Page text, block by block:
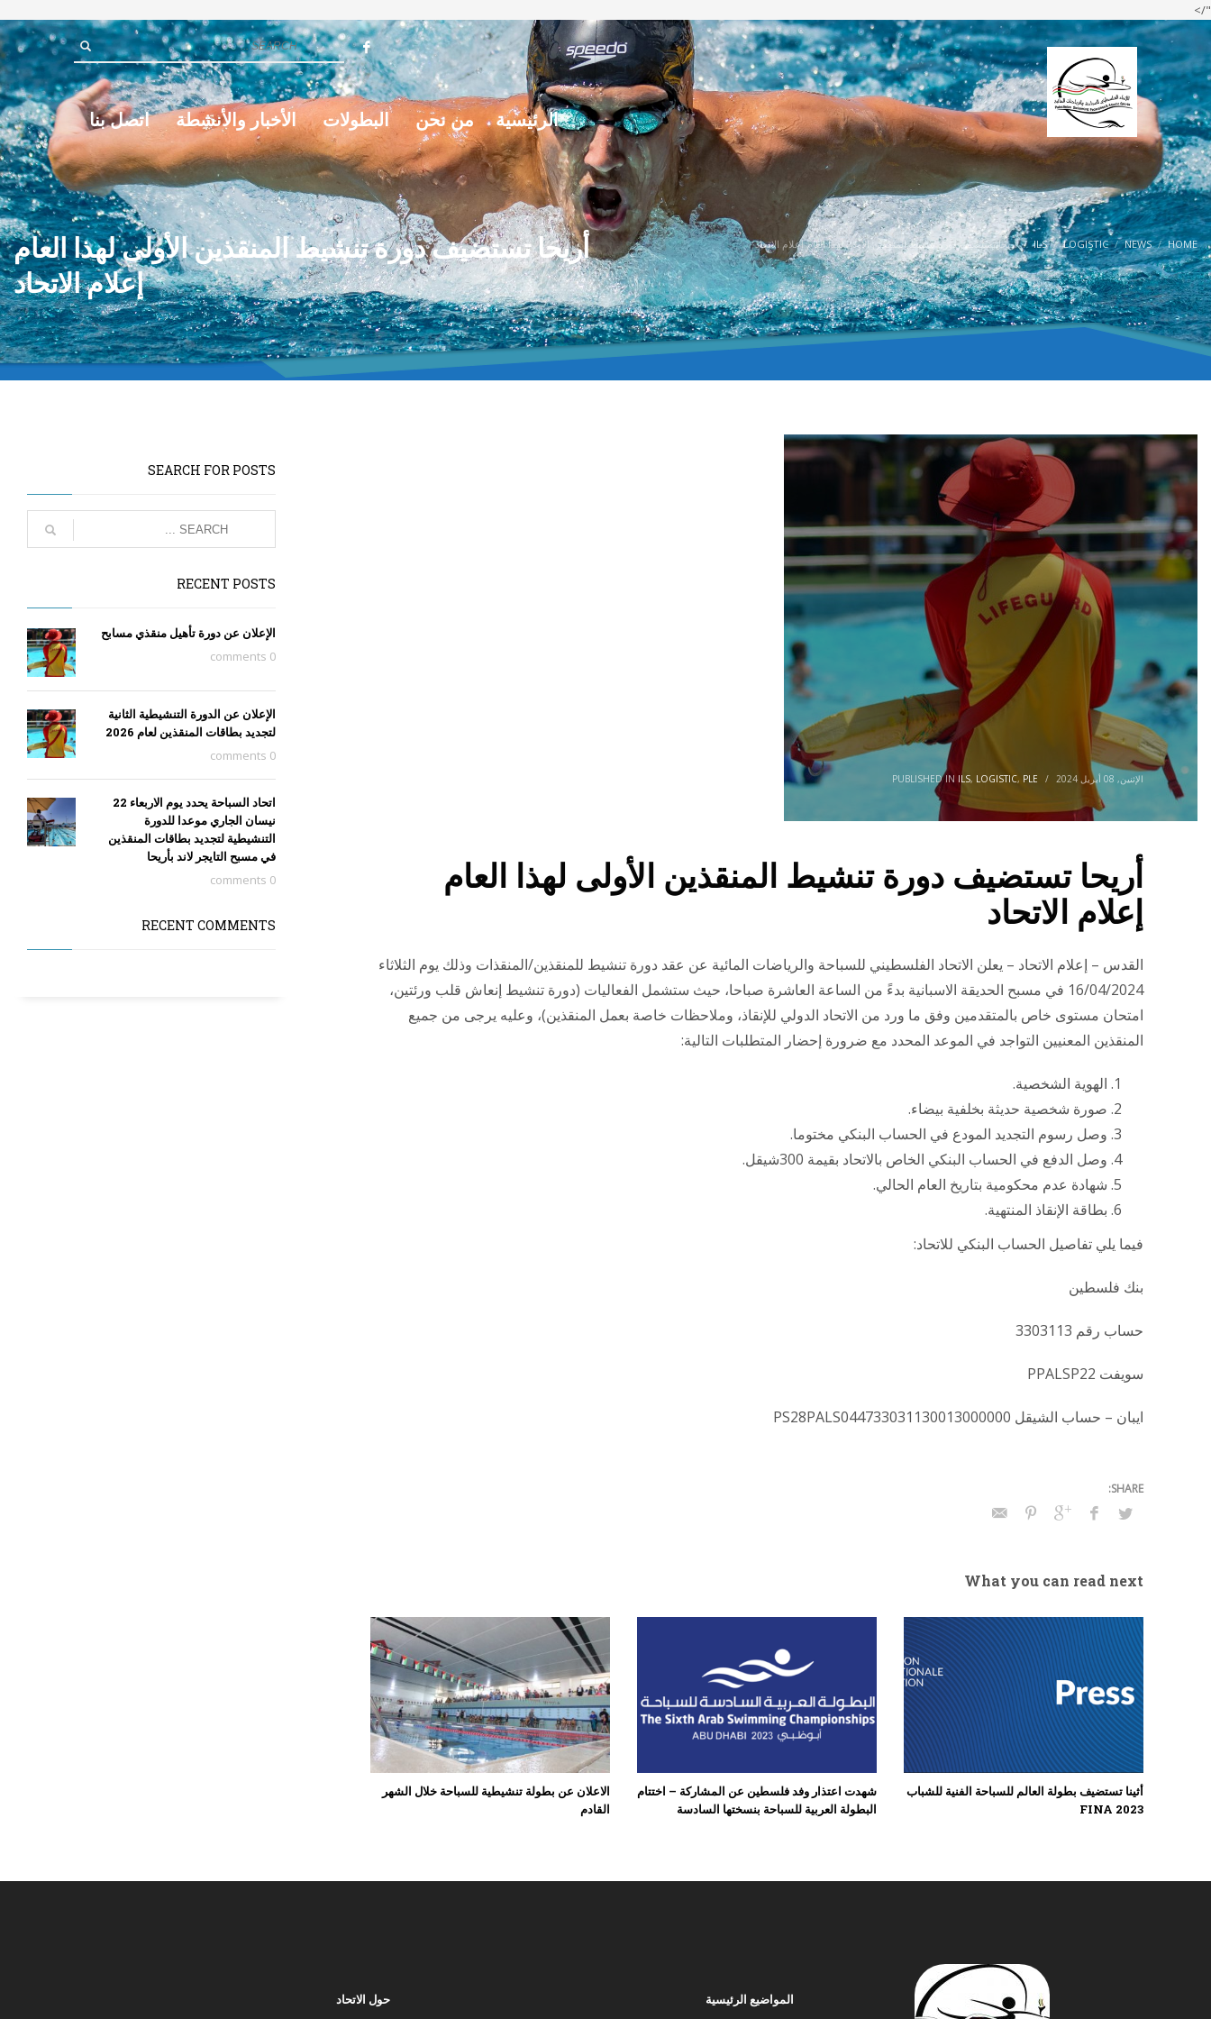
"/>
الرئيسية من نحن البطولات الأخبار والأنشطة اتصل بنا
HOME
NEWS
LOGISTIC
ILS أريحا تستضيف دورة تنشيط المنقذين الأولى لهذا العام إعلام الاتحاد
أريحا تستضيف دورة تنشيط المنقذين الأولى لهذا العام
إعلام الاتحاد
الإثنين, 08 أبريل 2024 /
PUBLISHED IN ILS, LOGISTIC, PLE
أريحا تستضيف دورة تنشيط المنقذين الأولى لهذا العام
إعلام الاتحاد
القدس – إعلام الاتحاد – يعلن الاتحاد الفلسطيني للسباحة والرياضات المائية عن عقد دورة تنشيط للمنقذين/المنقذات وذلك يوم الثلاثاء
16/04/2024 في مسبح الحديقة الاسبانية بدءً من الساعة العاشرة صباحا، حيث ستشمل الفعاليات (دورة تنشيط إنعاش قلب ورئتين،
امتحان مستوى خاص بالمتقدمين وفق ما ورد من الاتحاد الدولي للإنقاذ، وملاحظات خاصة بعمل المنقذين)، وعليه يرجى من جميع
المنقذين المعنيين التواجد في الموعد المحدد مع ضرورة إحضار المتطلبات التالية:
الهوية الشخصية.
صورة شخصية حديثة بخلفية بيضاء.
وصل رسوم التجديد المودع في الحساب البنكي مختوما.
وصل الدفع في الحساب البنكي الخاص بالاتحاد بقيمة 300شيقل.
شهادة عدم محكومية بتاريخ العام الحالي.
بطاقة الإنقاذ المنتهية.
فيما يلي تفاصيل الحساب البنكي للاتحاد:
بنك فلسطين
حساب رقم 3303113
سويفت PPALSP22
ايبان – حساب الشيقل PS28PALS044733031130013000000
What you can read next
أثينا تستضيف بطولة العالم للسباحة الفنية للشباب
FINA 2023
شهدت اعتذار وفد فلسطين عن المشاركة – اختتام
البطولة العربية للسباحة بنسختها السادسة
الاعلان عن بطولة تنشيطية للسباحة خلال الشهر
القادم
SEARCH FOR POSTS
RECENT POSTS
الإعلان عن دورة تأهيل منقذي مسابح
0 comments
الإعلان عن الدورة التنشيطية الثانية
لتجديد بطاقات المنقذين لعام 2026
0 comments
اتحاد السباحة يحدد يوم الاربعاء 22
نيسان الجاري موعدا للدورة
التنشيطية لتجديد بطاقات المنقذين
في مسبح التايجر لاند بأريحا
0 comments
RECENT COMMENTS
المواضيع الرئيسية حول الاتحاد